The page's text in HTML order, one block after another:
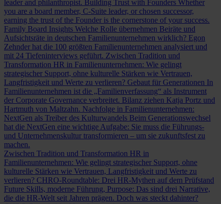
leader and philanthropist. Building Trust with Founders Whether
you are a board member, C-Suite leader, or chosen successor,
earning the trust of the Founder is the cornerstone of your success.
Family Board Insights Welche Rolle übernehmen Beiräte und
Aufsichtsräte in deutschen Familienunternehmen wirklich? Egon
Zehnder hat die 100 größten Familienunternehmen analysiert und
mit 24 Tiefeninterviews geführt. Zwischen Tradition und
Transformation HR in Familienunternehmen: Wie gelingt
strategischer Support, ohne kulturelle Stärken wie Vertrauen,
Langfristigkeit und Werte zu verlieren? Gebaut für Generationen In
Familienunternehmen ist die „Familienverfassung“ als Instrument
der Corporate Governance verbreitet. Bilanz ziehen Katja Portz und
Hartmuth von Maltzahn. Nachfolge in Familienunternehmen:
NextGen als Treiber des Kulturwandels Beim Generationswechsel
hat die NextGen eine wichtige Aufgabe: Sie muss die Führungs-
und Unternehmenskultur transformieren – um sie zukunftsfest zu
machen.
Zwischen Tradition und Transformation HR in
Familienunternehmen: Wie gelingt strategischer Support, ohne
kulturelle Stärken wie Vertrauen, Langfristigkeit und Werte zu
verlieren? CHRO-Roundtable: Drei HR-Mythen auf dem Prüfstand
Future Skills, moderne Führung, Purpose: Das sind drei Narrative,
die die HR-Welt seit Jahren prägen. Doch was steckt dahinter?